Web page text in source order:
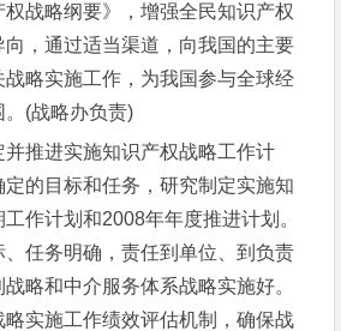
战略纲要》，增强全民知识产权
，通过适当渠道，向我国的主要
略实施工作，为我国参与全球经
(战略办负责)
进实施知识产权战略工作计
的目标和任务，研究制定实施知
作计划和2008年年度推进计划。
任务明确，责任到单位、到负责
略和中介服务体系战略实施好。
实施工作绩效评估机制，确保战